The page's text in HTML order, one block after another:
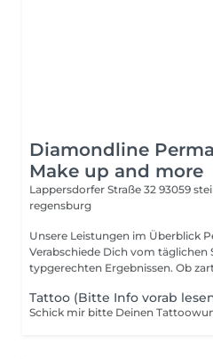
Diamondline
Make up and more
Lappersdorfer Straße 32 93059
regensburg
Unsere Leistungen im Überblick
Verabschiede Dich vom täglichen Schminken
typgerechten Ergebnissen. Ob
Tattoo (Bitte Info vorab